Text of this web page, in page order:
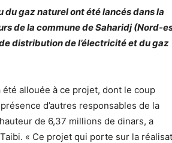
du gaz naturel ont été lancés dans la
de la commune de Saharidj (Nord-
distribution de l’électricité et du gaz
allouée à ce projet, dont le coup
d’autres responsables de la
de 6,37 millions de dinars, a
« Ce projet qui porte sur la